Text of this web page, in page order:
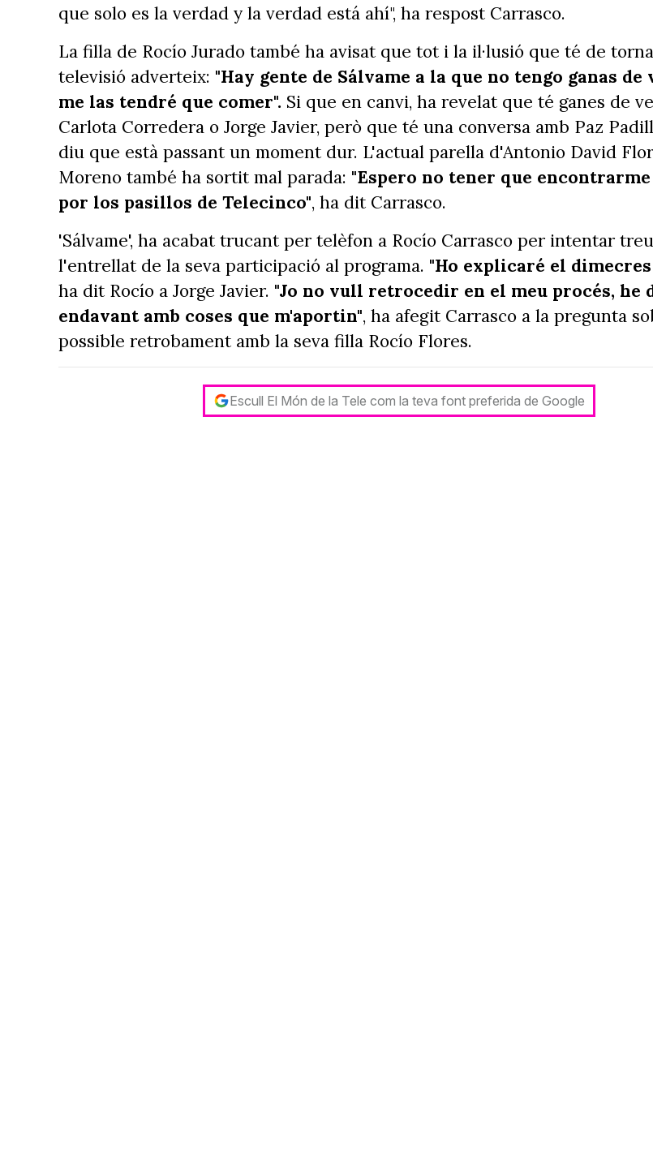
que solo es la verdad y la verdad está ahí", ha respost Carrasco.
La filla de Rocío Jurado també ha avisat que tot i la il·lusió que té de
televisió adverteix: "Hay gente de Sálvame a la que no tengo ganas de
me las tendré que comer". Si que en canvi, ha revelat que té ganes de
Carlota Corredera o Jorge Javier, però que té una conversa amb Paz
diu que està passant un moment dur. L'actual parella d'Antonio David
Moreno també ha sortit mal parada: "Espero no tener que
por los pasillos de Telecinco", ha dit Carrasco.
'Sálvame', ha acabat trucant per telèfon a Rocío Carrasco per intentar
l'entrellat de la seva participació al programa. "Ho explicaré el
ha dit Rocío a Jorge Javier. "Jo no vull retrocedir en el meu procés, he
endavant amb coses que m'aportin", ha afegit Carrasco a la pregunta
possible retrobament amb la seva filla Rocío Flores.
Escull El Món de la Tele com la teva font preferida de Google